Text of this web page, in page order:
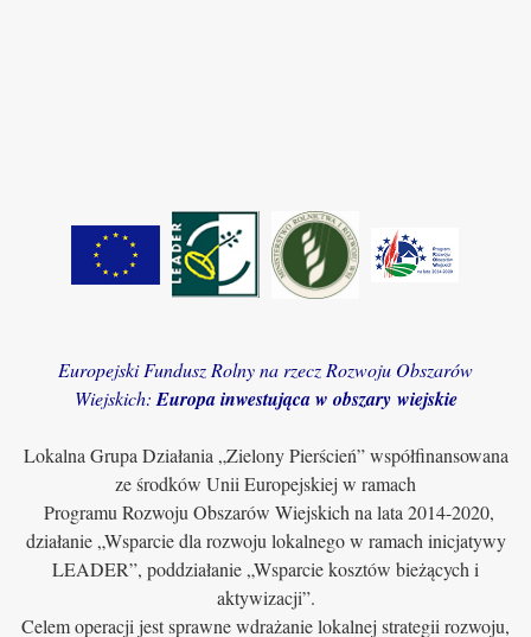
Europejski Fundusz Rolny na rzecz Rozwoju Obszarów
Wiejskich: Europa inwestująca w obszary wiejskie
Lokalna Grupa Działania „Zielony Pierścień” współfinansowana
ze środków Unii Europejskiej w ramach
Programu Rozwoju Obszarów Wiejskich na lata 2014-2020,
działanie „Wsparcie dla rozwoju lokalnego w ramach inicjatywy
LEADER”, poddziałanie „Wsparcie kosztów bieżących i
aktywizacji”.
Celem operacji jest sprawne wdrażanie lokalnej strategii rozwoju,